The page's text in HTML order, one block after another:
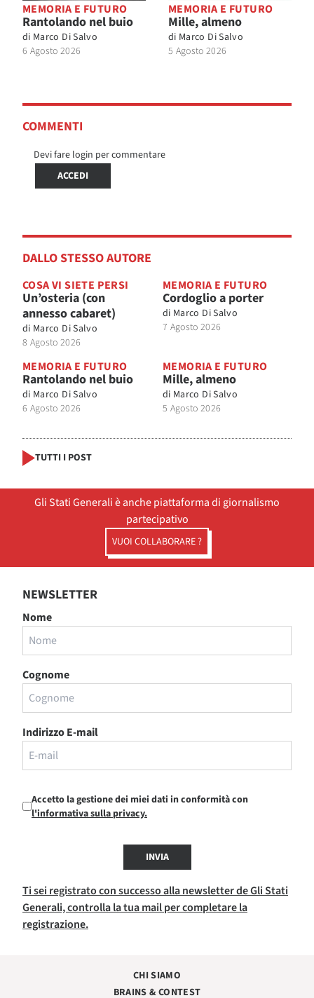
MEMORIA E FUTURO
Rantolando nel buio
di Marco Di Salvo
6 Agosto 2026
MEMORIA E FUTURO
Mille, almeno
di Marco Di Salvo
5 Agosto 2026
COMMENTI
Devi fare login per commentare
ACCEDI
DALLO STESSO AUTORE
COSA VI SIETE PERSI
Un’osteria (con
annesso cabaret)
di Marco Di Salvo
8 Agosto 2026
MEMORIA E FUTURO
Cordoglio a porter
di Marco Di Salvo
7 Agosto 2026
MEMORIA E FUTURO
Rantolando nel buio
di Marco Di Salvo
6 Agosto 2026
MEMORIA E FUTURO
Mille, almeno
di Marco Di Salvo
5 Agosto 2026
TUTTI I POST
Gli Stati Generali è anche piattaforma di giornalismo
partecipativo
VUOI COLLABORARE ?
NEWSLETTER
Nome
Cognome
Indirizzo E-mail
Accetto la gestione dei miei dati in conformità con
l'informativa sulla privacy.
INVIA
Ti sei registrato con successo alla newsletter de Gli Stati
Generali, controlla la tua mail per completare la
registrazione.
CHI SIAMO
BRAINS & CONTEST